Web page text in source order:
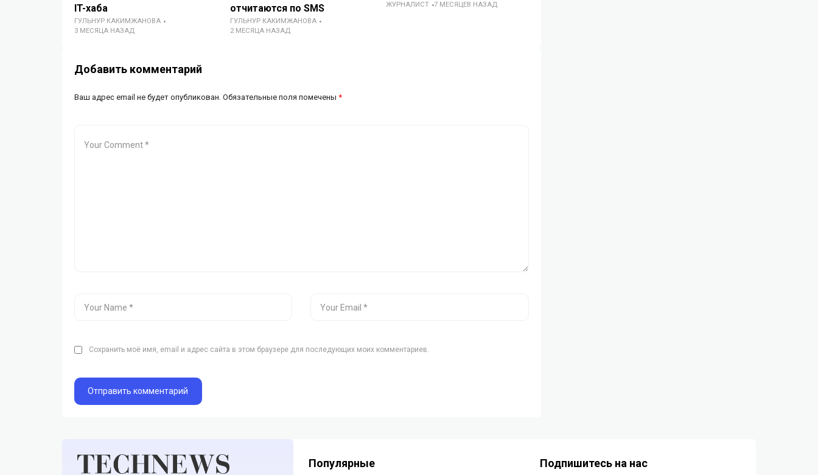
IT-хаба
ГУЛЬНУР КАКИМЖАНОВА
3 МЕСЯЦА НАЗАД
отчитаются по SMS
ГУЛЬНУР КАКИМЖАНОВА
2 МЕСЯЦА НАЗАД
ЖУРНАЛИСТ 7 МЕСЯЦЕВ НАЗАД
Добавить комментарий
Ваш адрес email не будет опубликован. Обязательные поля помечены *
Сохранить моё имя, email и адрес сайта в этом браузере для последующих моих комментариев.
Популярные Подпишитесь на нас